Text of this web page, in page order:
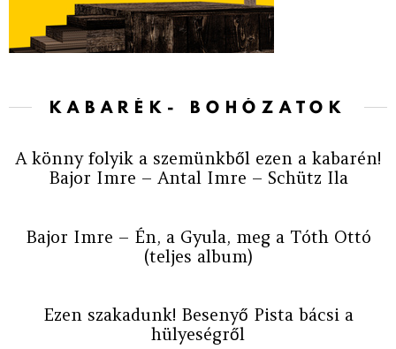
KABARÉK- BOHÓZATOK
A könny folyik a szemünkből ezen a kabarén!
Bajor Imre – Antal Imre – Schütz Ila
Bajor Imre – Én, a Gyula, meg a Tóth Ottó
(teljes album)
Ezen szakadunk! Besenyő Pista bácsi a
hülyeségről